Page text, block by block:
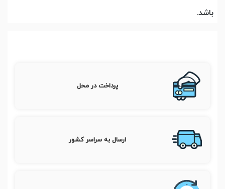
باشد.
پرداخت در محل
ارسال به سراسر کشور